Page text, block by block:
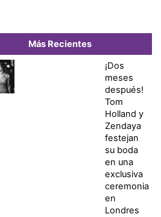
Más Recientes
¡Dos
meses
después!
Tom
Holland y
Zendaya
festejan
su boda
en una
exclusiva
ceremonia
en
Londres